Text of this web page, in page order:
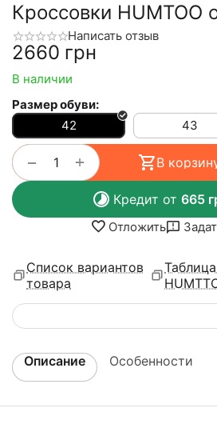
Кроссовки HUMTOO
Написать отзыв
‍2660‍ грн
В наличии
Размер обуви:
42
43
+
− В
Кредит от 665
Отложить
Список вариантов
товара
Описание Особенности